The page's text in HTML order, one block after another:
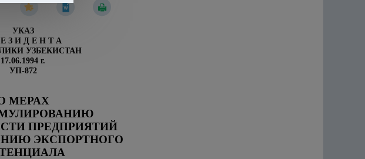
УКАЗ
Е З И Д Е Н Т А
УЗБЕКИСТАН
17.06.1994 г.
УП-872
МЕРАХ
ПРЕДПРИЯТИЙ
ЭКСПОРТНОГО